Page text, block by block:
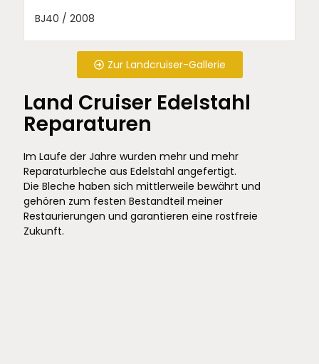
BJ40 / 2008
Zur Landcruiser-Gallerie
Land Cruiser Edelstahl
Reparaturen
Im Laufe der Jahre wurden mehr und mehr
Reparaturbleche aus Edelstahl angefertigt.
Die Bleche haben sich mittlerweile bewährt und
gehören zum festen Bestandteil meiner
Restaurierungen und garantieren eine rostfreie
Zukunft.